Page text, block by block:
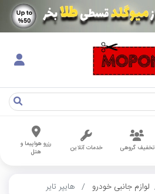
تخفیف گروهی خدمات آنلاین
رزرو هواپیما و
هتل
لوازم جانبی خودرو هایپر تایر